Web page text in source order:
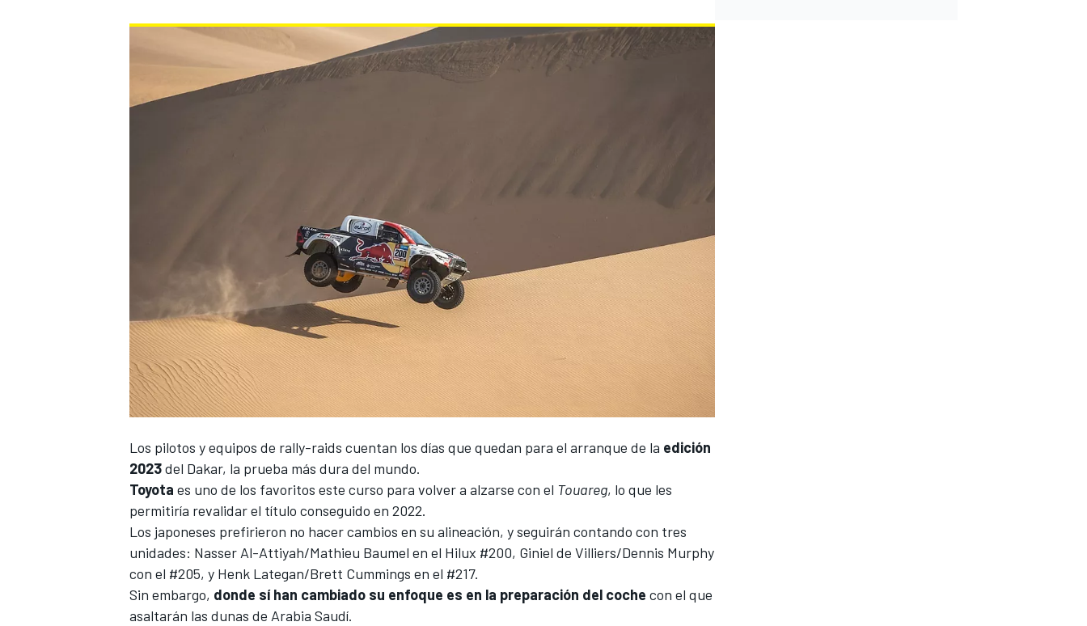
Los pilotos y equipos de rally-raids cuentan los días que quedan para el arranque de la edición
2023del Dakar, la prueba más dura del mundo.
Toyota es uno de los favoritos este curso para volver a alzarse con el Touareg, lo que les
permitiría revalidar el título conseguido en 2022.
Los japoneses prefirieron no hacer cambios en su alineación, y seguirán contando con tres
unidades: Nasser Al-Attiyah/Mathieu Baumel en el Hilux #200, Giniel de Villiers/Dennis Murphy
con el #205, y Henk Lategan/Brett Cummings en el #217.
Sin embargo, donde sí han cambiado su enfoque es en la preparación del coche con el que
asaltarán las dunas de Arabia Saudí.